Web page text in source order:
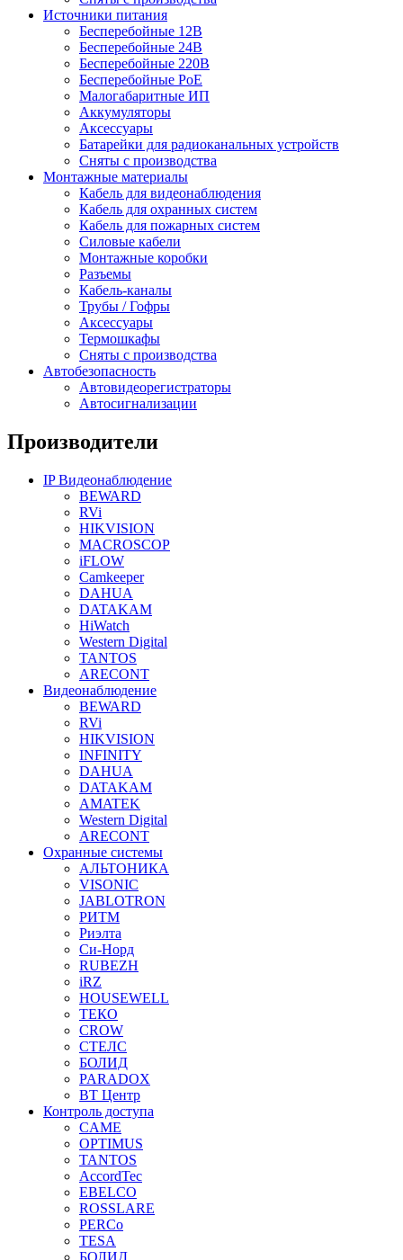
Источники питания
Бесперебойные 12В
Бесперебойные 24В
Бесперебойные 220В
Бесперебойные PoE
Малогабаритные ИП
Аккумуляторы
Аксессуары
Батарейки для радиоканальных устройств
Сняты с производства
Монтажные материалы
Кабель для видеонаблюдения
Кабель для охранных систем
Кабель для пожарных систем
Силовые кабели
Монтажные коробки
Разъемы
Кабель-каналы
Трубы / Гофры
Аксессуары
Термошкафы
Сняты с производства
Автобезопасность
Автовидеорегистраторы
Автосигнализации
Производители
IP Видеонаблюдение
BEWARD
RVi
HIKVISION
MACROSCOP
iFLOW
Camkeeper
DAHUA
DATAKAM
HiWatch
Western Digital
TANTOS
ARECONT
Видеонаблюдение
BEWARD
RVi
HIKVISION
INFINITY
DAHUA
DATAKAM
AMATEK
Western Digital
ARECONT
Охранные системы
АЛЬТОНИКА
VISONIC
JABLOTRON
РИТМ
Риэлта
Си-Норд
RUBEZH
iRZ
HOUSEWELL
ТЕКО
CROW
СТЕЛС
БОЛИД
PARADOX
ВТ Центр
Контроль доступа
CAME
OPTIMUS
TANTOS
AccordTec
EBELCO
ROSSLARE
PERCo
TESA
БОЛИД